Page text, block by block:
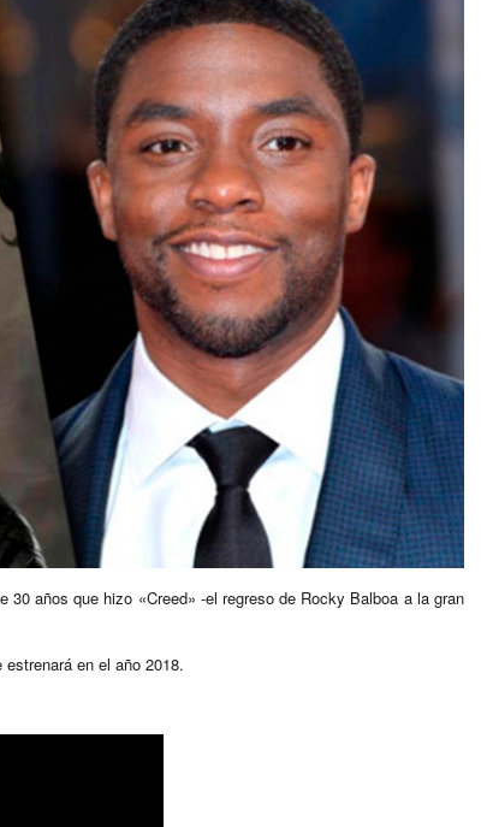
30 años que hizo «Creed» -el regreso de Rocky Balboa a la gran
estrenará en el año 2018.